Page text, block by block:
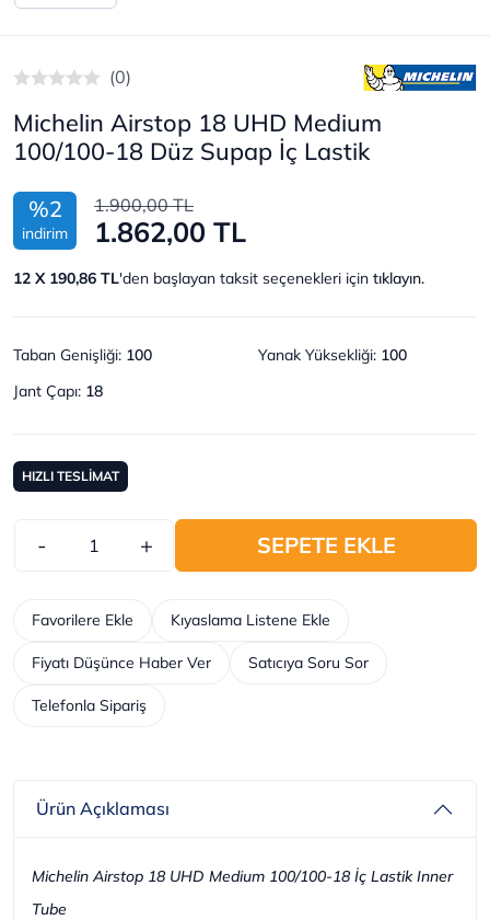
(0)
Michelin Airstop 18 UHD Medium
100/100-18 Düz Supap İç Lastik
%2
indirim
1.900,00 TL
1.862,00 TL
12 X 190,86 TL'den başlayan taksit seçenekleri için tıklayın.
Taban Genişliği: 100 Yanak Yüksekliği: 100
Jant Çapı: 18
HIZLI TESLİMAT
- + SEPETE EKLE
Telefonla Sipariş
Kıyaslama Listene Ekle
Favorilere Ekle
Fiyatı Düşünce Haber Ver Satıcıya Soru Sor
Ürün Açıklaması
Michelin Airstop 18 UHD Medium 100/100-18 İç Lastik Inner
Tube